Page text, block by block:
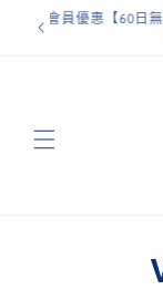
跳至內
容
會